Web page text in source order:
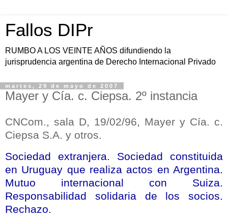
Fallos DIPr
RUMBO A LOS VEINTE AÑOS difundiendo la
jurisprudencia argentina de Derecho Internacional Privado
martes, 29 de mayo de 2007
Mayer y Cía. c. Ciepsa. 2º instancia
CNCom., sala D, 19/02/96, Mayer y Cía. c.
Ciepsa S.A. y otros.
Sociedad extranjera. Sociedad constituida
en Uruguay que realiza actos en Argentina.
Mutuo internacional con Suiza.
Responsabilidad solidaria de los socios.
Rechazo.